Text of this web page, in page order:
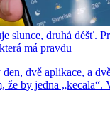
slunce, druhá déšť.
má pravdu
den, dvě aplikace, a
že by jedna „kecala“.